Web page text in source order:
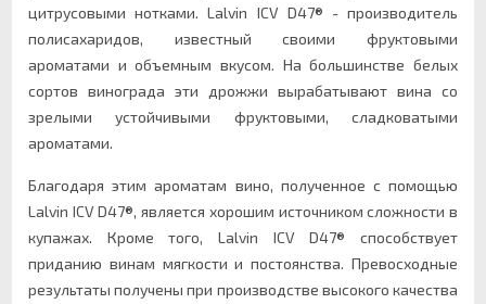
цитрусовыми нотками. Lalvin ICV D47® - производитель
полисахаридов, известный своими фруктовыми
ароматами и объемным вкусом. На большинстве белых
сортов винограда эти дрожжи вырабатывают вина со
зрелыми устойчивыми фруктовыми, сладковатыми
ароматами.
Благодаря этим ароматам вино, полученное с помощью
Lalvin ICV D47®, является хорошим источником сложности в
купажах. Кроме того, Lalvin ICV D47® способствует
приданию винам мягкости и постоянства. Превосходные
результаты получены при производстве высокого качества